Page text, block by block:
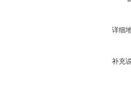
详细
补充